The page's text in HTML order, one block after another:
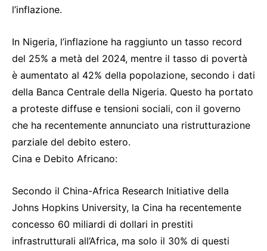
l’inflazione.
In Nigeria, l’inflazione ha raggiunto un tasso record
del 25% a metà del 2024, mentre il tasso di povertà
è aumentato al 42% della popolazione, secondo i dati
della Banca Centrale della Nigeria. Questo ha portato
a proteste diffuse e tensioni sociali, con il governo
che ha recentemente annunciato una ristrutturazione
parziale del debito estero.
Cina e Debito Africano:
Secondo il China-Africa Research Initiative della
Johns Hopkins University, la Cina ha recentemente
concesso 60 miliardi di dollari in prestiti
infrastrutturali all’Africa, ma solo il 30% di questi